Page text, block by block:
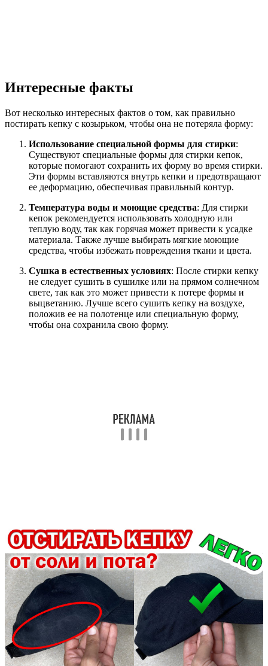
Интересные факты
Вот несколько интересных фактов о том, как правильно
постирать кепку с козырьком, чтобы она не потеряла форму:
Использование специальной формы для стирки:
Существуют специальные формы для стирки кепок,
которые помогают сохранить их форму во время стирки.
Эти формы вставляются внутрь кепки и предотвращают
ее деформацию, обеспечивая правильный контур.
Температура воды и моющие средства: Для стирки
кепок рекомендуется использовать холодную или
теплую воду, так как горячая может привести к усадке
материала. Также лучше выбирать мягкие моющие
средства, чтобы избежать повреждения ткани и цвета.
Сушка в естественных условиях: После стирки кепку
не следует сушить в сушилке или на прямом солнечном
свете, так как это может привести к потере формы и
выцветанию. Лучше всего сушить кепку на воздухе,
положив ее на полотенце или специальную форму,
чтобы она сохранила свою форму.